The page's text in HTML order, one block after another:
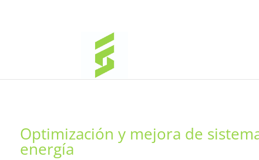
Optimización y mejora de
energía